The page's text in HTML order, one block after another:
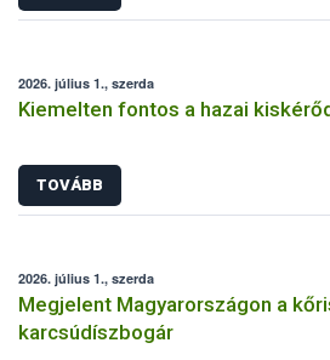
2026. július 1., szerda
Kiemelten fontos a hazai
TOVÁBB
2026. július 1., szerda
Megjelent Magyarországon a
karcsúdíszbogár